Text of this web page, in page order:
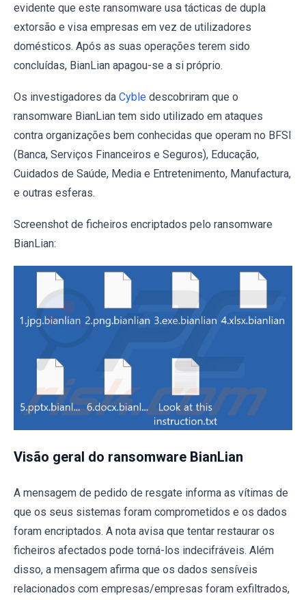
evidente que este ransomware usa tácticas de dupla
extorsão e visa empresas em vez de utilizadores
domésticos. Após as suas operações terem sido
concluídas, BianLian apagou-se a si próprio.
Os investigadores da Cyble descobriram que o
ransomware BianLian tem sido utilizado em ataques
contra organizações bem conhecidas que operam no BFSI
(Banca, Serviços Financeiros e Seguros), Educação,
Cuidados de Saúde, Media e Entretenimento, Manufactura,
e outras esferas.
Screenshot de ficheiros encriptados pelo ransomware
BianLian:
Visão geral do ransomware BianLian
A mensagem de pedido de resgate informa as vítimas de
que os seus sistemas foram comprometidos e os dados
foram encriptados. A nota avisa que tentar restaurar os
ficheiros afectados pode torná-los indecifráveis. Além
disso, a mensagem afirma que os dados sensíveis
relacionados com empresas/empresas foram exfiltrados,